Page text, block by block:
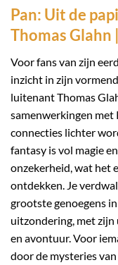
Pan: Uit de
Thomas Glahn
Voor fans van zijn
inzicht in zijn
luitenant Thomas
samenwerkingen met
connecties lichter
fantasy is vol magie
onzekerheid, wat het
ontdekken. Je
grootste genoegens
uitzondering, met zijn
en avontuur. Voor
door de mysteries